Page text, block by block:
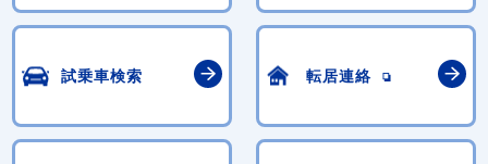
試乗車検索 転居連絡